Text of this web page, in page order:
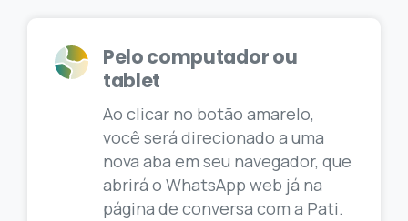
Pelo computador ou
tablet
Ao clicar no botão amarelo,
você será direcionado a uma
nova aba em seu navegador, que
abrirá o WhatsApp web já na
página de conversa com a Pati.